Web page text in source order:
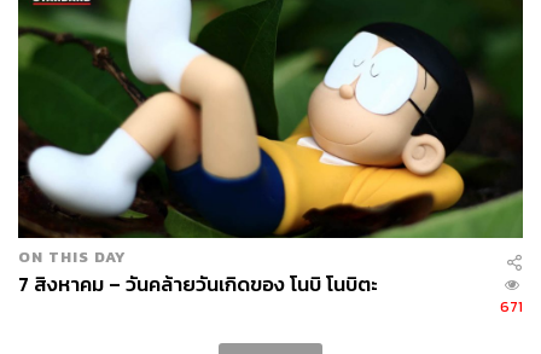
ในขณะที่โนบิตะต้องยอมฟังไจแอนท์ร้องเพลง ยอมฟังซูเน
โอะอวดของเล่น ยอมเป็นคนเก็บลูกเบสบอล พยายามสู้กับไจ
แอนท์โดยไม่พึ่งของวิเศษ เพื่อให้โดราเอมอนสบายใจว่าเขา
อยู่ได้แม้ไม่มีเพื่อนรักตัวสีฟ้าคอยดูแล และคอยเอาใจใส่ชิซู
กะ หญิงสาวที่เราเขาหลงรัก และพยายามทำทุกอย่างเพื่อไม่
ให้เธอรู้สึกเหงา และไม่สบายใจ
พอรู้ตัวอีกที ความเอาใจใส่ความรู้สึกของทุกคนรอบตัว (ได้
ผลหรือเปล่านั่นอีกเรื่องหนึ่ง) ของโนบิตะ ได้ทำให้เพื่อนๆ มี
ตัวเขาอยู่ในทุกช่วงความคิด ไม่ว่าจะเป็นเพราะอยากแกล้ง
ON THIS DAY
7 สิงหาคม – วันคล้ายวันเกิดของ โนบิ โนบิตะ
671